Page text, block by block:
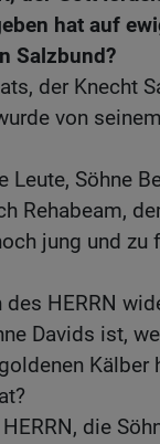
hat auf
Salzbund?
der Knecht
von
Söhne
Rehabeam,
jung und zu
HERRN
Davids ist,
Kälber
die